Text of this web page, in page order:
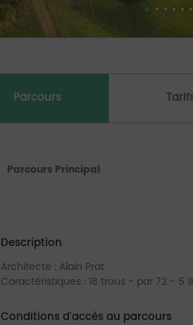
Parcours
Parcours Principal
Description
Architecte : Alain Prat
Caractéristiques : 18 trous - par 72 - 5
Conditions d'accès au parcours